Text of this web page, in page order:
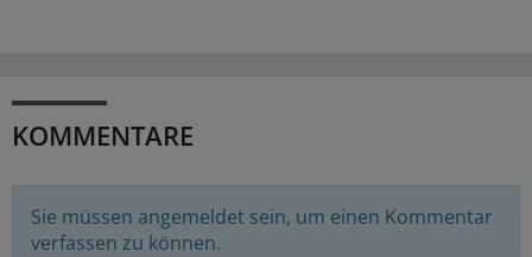
KOMMENTARE
Sie müssen angemeldet sein, um einen Kommentar
verfassen zu können.